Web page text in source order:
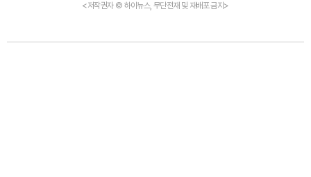
<저작권자 © 하이뉴스, 무단전재 및 재배포 금지>